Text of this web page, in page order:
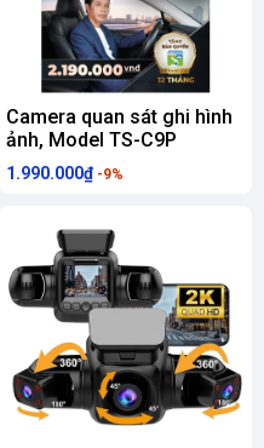
Camera quan sát ghi hình
ảnh, Model TS-C9P
1.990.000₫ -9%